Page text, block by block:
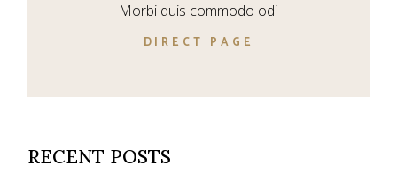
Morbi quis commodo odi
DIRECT PAGE
RECENT POSTS